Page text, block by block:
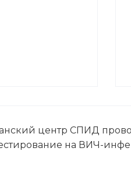
центр СПИД
на ВИЧ-